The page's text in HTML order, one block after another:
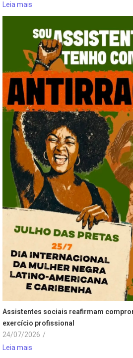
Leia mais
Assistentes sociais reafirmam
exercício profissional
24/07/2026 /
Leia mais